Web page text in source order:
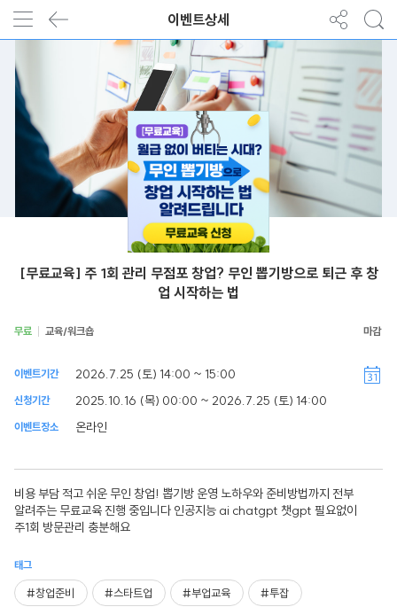
이벤트상세
[무료교육] 주 1회 관리 무점포 창업? 무인 뽑기방으로 퇴근 후 창
업 시작하는 법
무료 교육/워크숍
이벤트기간 2026.7.25 (토) 14:00 ~ 15:00
신청기간 2025.10.16 (목) 00:00 ~ 2026.7.25 (토) 14:00
이벤트장소 온라인
비용 부담 적고 쉬운 무인 창업! 뽑기방 운영 노하우와 준비방법까지 전부
알려주는 무료교육 진행 중입니다 인공지능 ai chatgpt 챗gpt 필요없이
주1회 방문관리 충분해요
태그
#창업준비 #스타트업 #부업교육 #투잡